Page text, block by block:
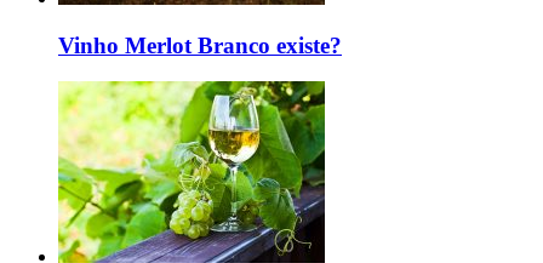
Vinho Merlot Branco existe?